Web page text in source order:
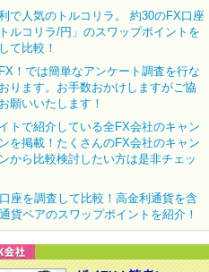
で人気のトルコリラ。 約30のFX口座
ルコリラ/円」のスワップポイントを
て比較！
！では簡単なアンケート調査を行な
ります。お手数おかけしますがご協
願いいたします！
トで紹介している全FX会社のキャン
を掲載！たくさんのFX会社のキャン
から比較検討したい方は是非チェッ
座を調査して比較！高金利通貨を含
貨ペアのスワップポイントを紹介！